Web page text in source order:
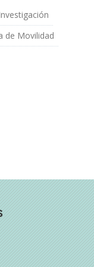
de Movilidad